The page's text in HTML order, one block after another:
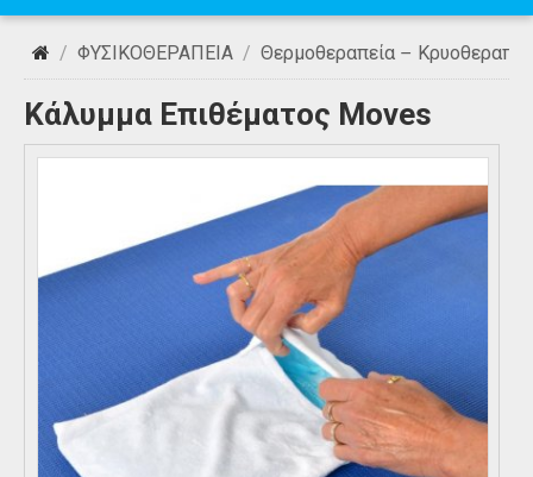
/ ΦΥΣΙΚΟΘΕΡΑΠΕΙΑ / Θερμοθεραπεία –
Κάλυμμα Επιθέματος Moves